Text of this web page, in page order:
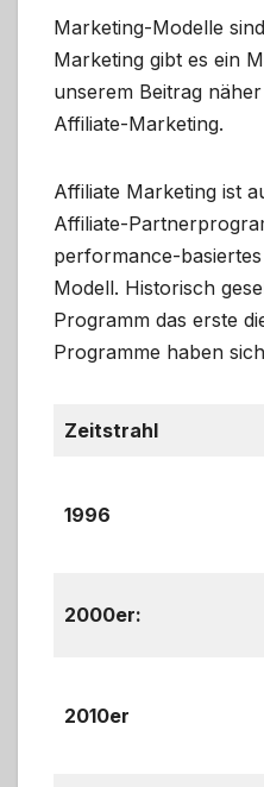
Marketing-Modelle
Marketing gibt es ein
unserem Beitrag
Affiliate-Marketing.
Affiliate Marketing ist
Affiliate-
performance-
Modell. Historisch
Programm das erste
Programme haben
Zeitstrahl
1996
2000er:
2010er